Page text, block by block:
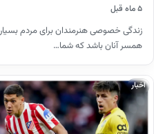
۵ ماه قبل
زندگی خصوصی هنرمندان برای مردم
همسر آنان باشد که شما…
اخبار